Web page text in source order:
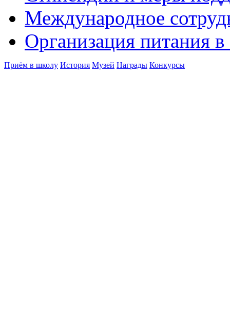
Международное
Организация питания в
Приём в школу История Музей Награды Конкурсы